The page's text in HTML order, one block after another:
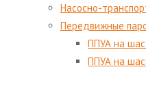
Насосно-
Передвижные
ППУА на
ППУА на